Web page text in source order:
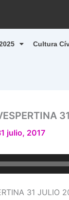
Cultura
julio, 2017
31 JULIO